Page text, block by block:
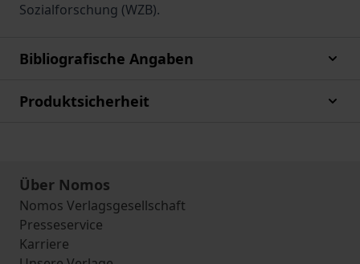
Sozialforschung (WZB).
Bibliografische Angaben
Produktsicherheit
Über Nomos
Nomos Verlagsgesellschaft
Presseservice
Karriere